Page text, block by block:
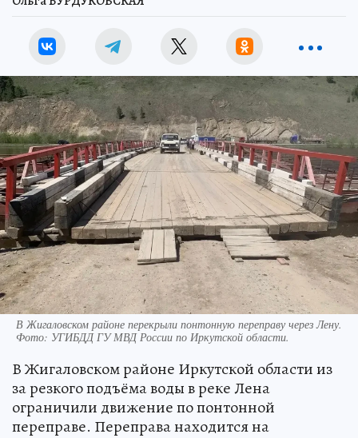
В Жигаловском районе перекрыли понтонную переправу через Лену.
Фото: УГИБДД ГУ МВД России по Иркутской области.
В Жигаловском районе Иркутской области из
за резкого подъёма воды в реке Лена
ограничили движение по понтонной
переправе. Переправа находится на